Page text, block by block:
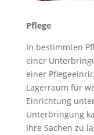
Pflege
In bestimmten
einer
einer
Lagerraum für
Einrichtung
Unterbringung
Ihre Sachen zu